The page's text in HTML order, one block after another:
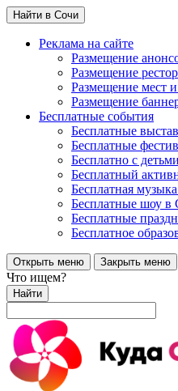
Найти в Сочи
Реклама на сайте
Размещение
Размещение
Размещение мест
Размещение
Бесплатные события
Бесплатные
Бесплатные
Бесплатно с
Бесплатный
Бесплатная
Бесплатные шоу в
Бесплатные
Бесплатное
Открыть меню Закрыть меню
Что ищем?
Найти